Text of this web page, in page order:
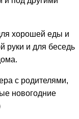
хорошей еды и
руки и для беседы
с родителями,
новогодние